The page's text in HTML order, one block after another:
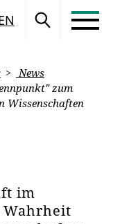
News
zum
Wissenschaften
im